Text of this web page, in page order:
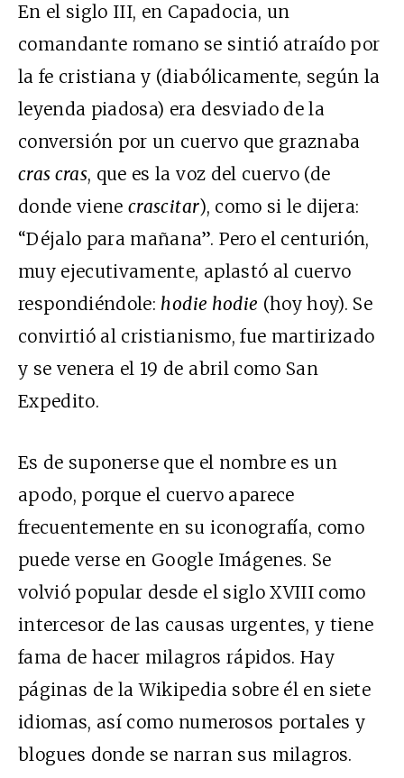
En el siglo III, en Capadocia, un
comandante romano se sintió atraído por
la fe cristiana y (diabólicamente, según la
leyenda piadosa) era desviado de la
conversión por un cuervo que graznaba
cras cras, que es la voz del cuervo (de
donde vienecrascitar), como si le dijera:
“Déjalo para mañana”. Pero el centurión,
muy ejecutivamente, aplastó al cuervo
respondiéndole: hodie hodie (hoy hoy). Se
convirtió al cristianismo, fue martirizado
y se venera el 19 de abril como San
Expedito.
Es de suponerse que el nombre es un
apodo, porque el cuervo aparece
frecuentemente en su iconografía, como
puede verse en Google Imágenes. Se
volvió popular desde el siglo XVIII como
intercesor de las causas urgentes, y tiene
fama de hacer milagros rápidos. Hay
páginas de la Wikipedia sobre él en siete
idiomas, así como numerosos portales y
blogues donde se narran sus milagros.